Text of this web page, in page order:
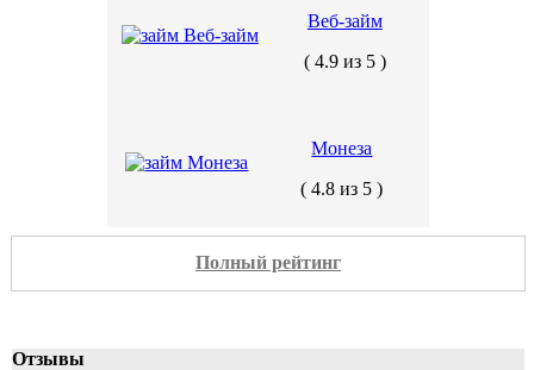
Веб-займ
( 4.9 из 5 )
Монеза
( 4.8 из 5 )
Полный рейтинг
Отзывы